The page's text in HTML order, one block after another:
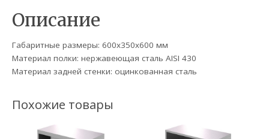
Описание
Габаритные размеры: 600х350х600 мм
Материал полки: нержавеющая сталь AISI 430
Материал задней стенки: оцинкованная сталь
Похожие товары